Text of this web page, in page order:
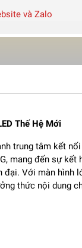
và Zalo
Thế Hệ Mới
trung tâm kết
mang đến sự kết
đại. Với màn hình l
ởng thức nội dung